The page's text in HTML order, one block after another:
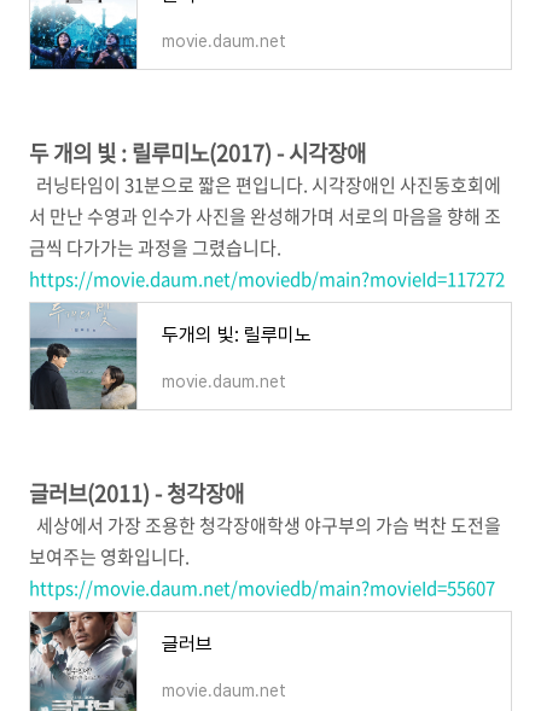
movie.daum.net
두 개의 빛 : 릴루미노(2017) - 시각장애
러닝타임이 31분으로 짧은 편입니다. 시각장애인 사진동호회에
서 만난 수영과 인수가 사진을 완성해가며 서로의 마음을 향해 조
금씩 다가가는 과정을 그렸습니다.
https://movie.daum.net/moviedb/main?movieId=117272
두개의 빛: 릴루미노
movie.daum.net
글러브(2011) - 청각장애
세상에서 가장 조용한 청각장애학생 야구부의 가슴 벅찬 도전을
보여주는 영화입니다.
https://movie.daum.net/moviedb/main?movieId=55607
글러브
movie.daum.net